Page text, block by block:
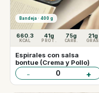
Bandeja · 400 g
660.3
KCAL
41g
PROT.
75g
CARB.
21g
GRAS.
Espirales con salsa
bontue (Crema y Pollo)
- 0 +